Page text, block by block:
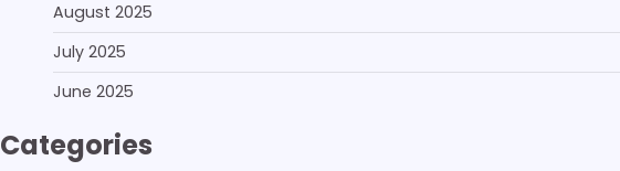
August 2025
July 2025
June 2025
Categories